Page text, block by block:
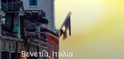
Βενετία, Ιταλία